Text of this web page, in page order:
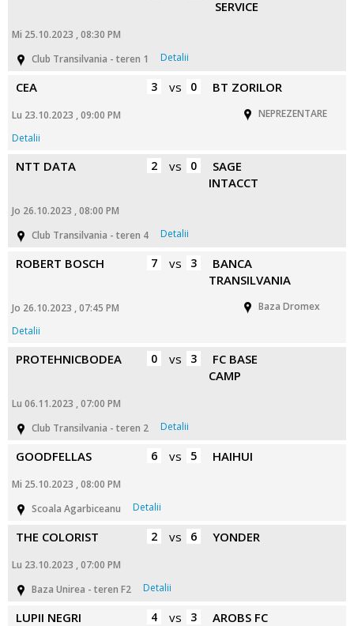
SERVICE
Mi 25.10.2023 , 08:30 PM
Club Transilvania - teren 1
Detalii
CEA 3 vs 0 BT ZORILOR
Lu 23.10.2023 , 09:00 PM
NEPREZENTARE
Detalii
NTT DATA 2 vs 0
SAGE
INTACCT
Jo 26.10.2023 , 08:00 PM
Club Transilvania - teren 4
Detalii
ROBERT BOSCH 7 vs 3
BANCA
TRANSILVANIA
Jo 26.10.2023 , 07:45 PM
Baza Dromex
Detalii
PROTEHNICBODEA 0 vs 3
FC BASE
CAMP
Lu 06.11.2023 , 07:00 PM
Club Transilvania - teren 2
Detalii
GOODFELLAS 6 vs 5 HAIHUI
Mi 25.10.2023 , 08:00 PM
Scoala Agarbiceanu
Detalii
THE COLORIST 2 vs 6 YONDER
Lu 23.10.2023 , 07:00 PM
Baza Unirea - teren F2
Detalii
LUPII NEGRI 4 vs 3 AROBS FC